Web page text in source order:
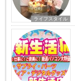
ライフスタイル